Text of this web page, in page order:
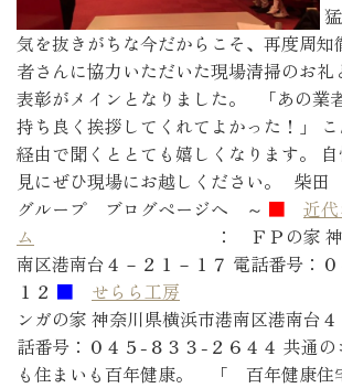
気を抜きがちな今だからこそ、再度周知
者さんに協力いただいた現場清掃のお礼
表彰がメインとなりました。 「あの業
持ち良く挨拶してくれてよかった！」
経由で聞くととても嬉しくなります。
見にぜひ現場にお越しください。 柴
グループ ブログページへ ～ ■
近
ム
： ＦＰの家 神奈川
南区港南台４－２１－１７ 電話番号：
１２ ■ せらら工房 ： 横
ンガの家 神奈川県横浜市港南区港南台
話番号：０４５-８３３-２６４４ 共通
も住まいも百年健康。 「 百年健康